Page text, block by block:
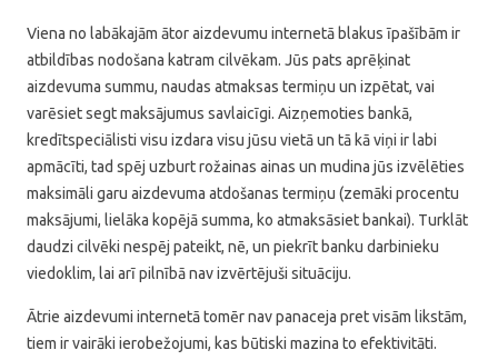
Viena no labākajām ātor aizdevumu internetā blakus īpašībām ir
atbildības nodošana katram cilvēkam. Jūs pats aprēķinat
aizdevuma summu, naudas atmaksas termiņu un izpētat, vai
varēsiet segt maksājumus savlaicīgi. Aizņemoties bankā,
kredītspeciālisti visu izdara visu jūsu vietā un tā kā viņi ir labi
apmācīti, tad spēj uzburt rožainas ainas un mudina jūs izvēlēties
maksimāli garu aizdevuma atdošanas termiņu (zemāki procentu
maksājumi, lielāka kopējā summa, ko atmaksāsiet bankai). Turklāt
daudzi cilvēki nespēj pateikt, nē, un piekrīt banku darbinieku
viedoklim, lai arī pilnībā nav izvērtējuši situāciju.
Ātrie aizdevumi internetā tomēr nav panaceja pret visām likstām,
tiem ir vairāki ierobežojumi, kas būtiski mazina to efektivitāti.